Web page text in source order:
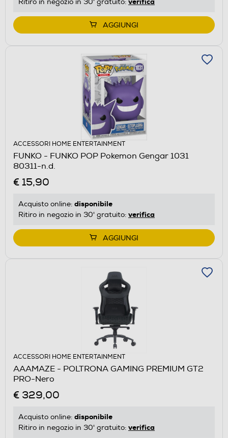
Ritiro in negozio in 30' gratuito:
AGGIUNGI
ACCESSORI HOME ENTERTAINMENT
FUNKO - FUNKO POP Pokemon Gengar 1031
80311-n.d.
€ 15,90
Acquisto online: disponibile
Ritiro in negozio in 30' gratuito: verifica
AGGIUNGI
ACCESSORI HOME ENTERTAINMENT
AAAMAZE - POLTRONA GAMING PREMIUM GT2
PRO-Nero
€ 329,00
Acquisto online: disponibile
Ritiro in negozio in 30' gratuito: verifica